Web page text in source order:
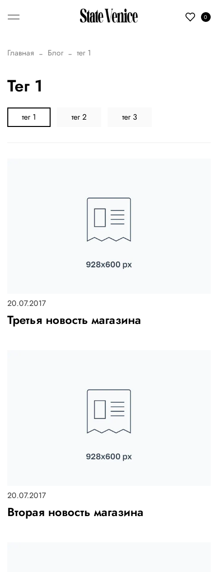
0
Главная Блог тег 1
тег 1
тег 1 тег 2 тег 3
20.07.2017
Третья новость магазина
20.07.2017
Вторая новость магазина